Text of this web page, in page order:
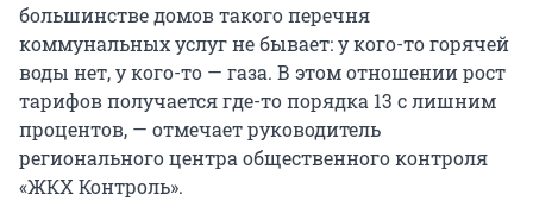
большинстве домов такого перечня
коммунальных услуг не бывает: у кого-то горячей
воды нет, у кого-то — газа. В этом отношении рост
тарифов получается где-то порядка 13 с лишним
процентов, — отмечает руководитель
регионального центра общественного контроля
«ЖКХ Контроль».